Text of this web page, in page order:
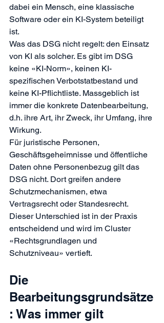
dabei ein Mensch, eine klassische
Software oder ein KI-System beteiligt
ist.
Was das DSG nicht regelt: den Einsatz
von KI als solcher. Es gibt im DSG
keine «KI-Norm», keinen KI-
spezifischen Verbotstatbestand und
keine KI-Pflichtliste. Massgeblich ist
immer die konkrete Datenbearbeitung,
d.h. ihre Art, ihr Zweck, ihr Umfang, ihre
Wirkung.
Für juristische Personen,
Geschäftsgeheimnisse und öffentliche
Daten ohne Personenbezug gilt das
DSG nicht. Dort greifen andere
Schutzmechanismen, etwa
Vertragsrecht oder Standesrecht.
Dieser Unterschied ist in der Praxis
entscheidend und wird im Cluster
«Rechtsgrundlagen und
Schutzniveau» vertieft.
Die
Bearbeitungsgrundsätze
: Was immer gilt